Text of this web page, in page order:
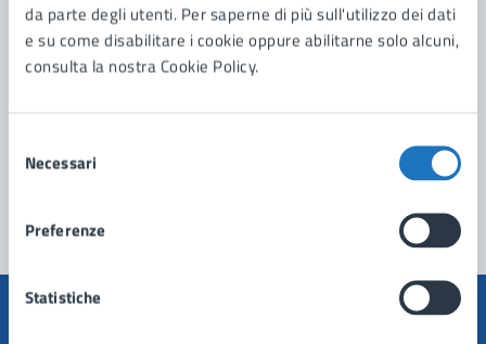
da parte degli utenti. Per saperne di più sull'utilizzo dei dati
e su come disabilitare i cookie oppure abilitarne solo alcuni,
consulta la nostra Cookie Policy.
delNecessari
Preferenze
Statistiche
Richiedi assistenza